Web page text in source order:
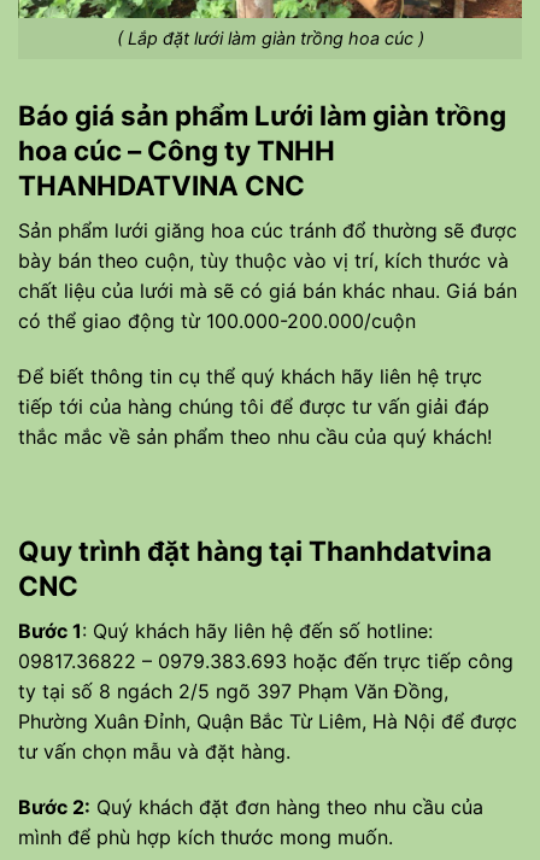
( Lắp đặt lưới làm giàn trồng hoa cúc )
Báo giá sản phẩm Lưới làm giàn trồng
hoa cúc – Công ty TNHH
THANHDATVINA CNC
Sản phẩm lưới giăng hoa cúc tránh đổ thường sẽ được
bày bán theo cuộn, tùy thuộc vào vị trí, kích thước và
chất liệu của lưới mà sẽ có giá bán khác nhau. Giá bán
có thể giao động từ 100.000-200.000/cuộn
Để biết thông tin cụ thể quý khách hãy liên hệ trực
tiếp tới của hàng chúng tôi để được tư vấn giải đáp
thắc mắc về sản phẩm theo nhu cầu của quý khách!
Quy trình đặt hàng tại Thanhdatvina
CNC
Bước 1: Quý khách hãy liên hệ đến số hotline:
09817.36822 – 0979.383.693 hoặc đến trực tiếp công
ty tại số 8 ngách 2/5 ngõ 397 Phạm Văn Đồng,
Phường Xuân Đỉnh, Quận Bắc Từ Liêm, Hà Nội để được
tư vấn chọn mẫu và đặt hàng.
Bước 2: Quý khách đặt đơn hàng theo nhu cầu của
mình để phù hợp kích thước mong muốn.